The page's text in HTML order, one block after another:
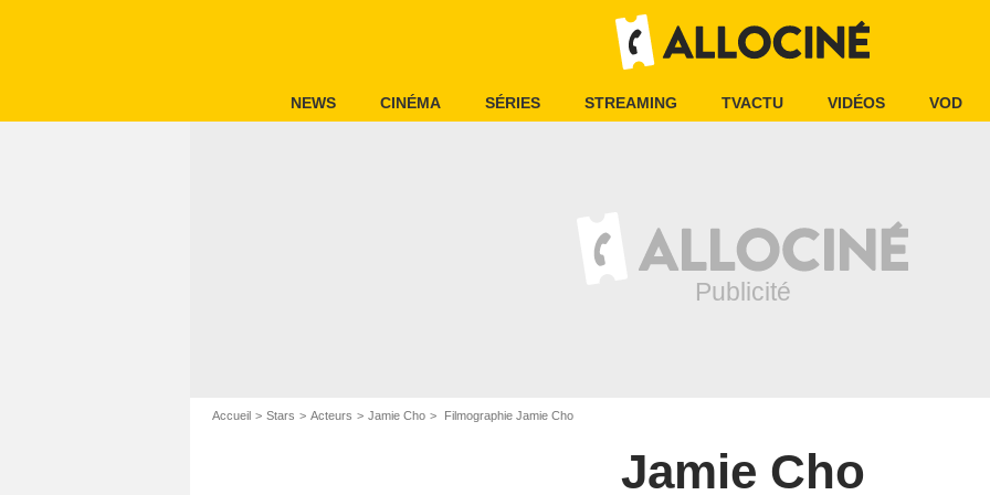
NEWS CINÉMA SÉRIES STREAMING TVACTU VIDÉOS VOD
Accueil Stars Acteurs Jamie Cho Filmographie Jamie Cho
Jamie Cho